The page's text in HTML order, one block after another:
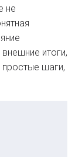
не
итоги,
шаги,